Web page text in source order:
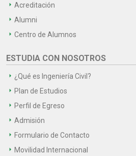
Acreditación
Alumni
Centro de Alumnos
ESTUDIA CON NOSOTROS
¿Qué es Ingeniería Civil?
Plan de Estudios
Perfil de Egreso
Admisión
Formulario de Contacto
Movilidad Internacional